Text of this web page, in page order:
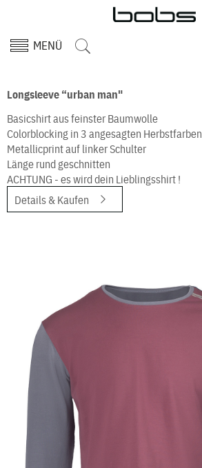
MENÜ
Longsleeve “urban man"
Basicshirt aus feinster Baumwolle
Colorblocking in 3 angesagten Herbstfarben
Metallicprint auf linker Schulter
Länge rund geschnitten
ACHTUNG - es wird dein Lieblingsshirt !
Details & Kaufen